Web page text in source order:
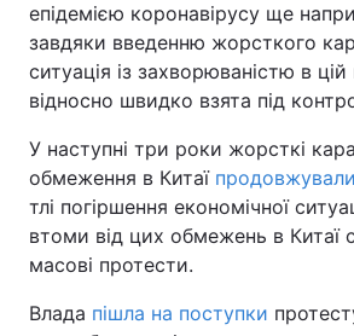
епідемією коронавірусу ще
завдяки введенню жорсткого
ситуація із захворюваністю в цій
відносно швидко взята під
У наступні три роки жорсткі
обмеження в Китаї
тлі погіршення економічної
втоми від цих обмежень в Китаї
масові протести.
Влада пішла на поступки